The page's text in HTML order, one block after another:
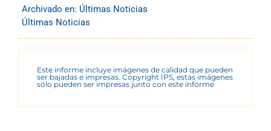
Archivado en: Últimas Noticias
Últimas Noticias
Este informe incluye imágenes de calidad que pueden
ser bajadas e impresas. Copyright IPS, estas imágenes
sólo pueden ser impresas junto con este informe